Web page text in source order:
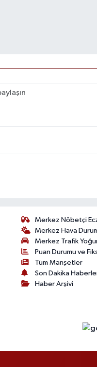
Merkez Nöbetçi
Merkez Hava
Merkez Trafik
Puan Durumu ve
Tüm Manşetler
Son Dakika
Haber Arşivi